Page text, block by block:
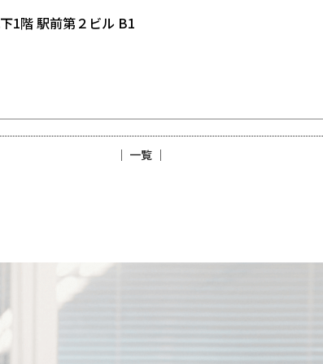
1階 駅前第２ビル B1
│ 一覧 │